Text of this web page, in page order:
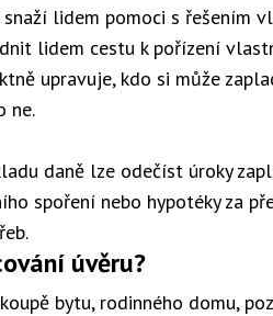
lidem pomoci s řešením
lidem cestu k pořízení
upravuje, kdo si může
ne.
daně lze odečíst úroky
spoření nebo hypotéky za
úvěru?
bytu, rodinného domu,